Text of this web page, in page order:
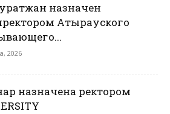
назначен
Атырауского
2026
назначена ректором